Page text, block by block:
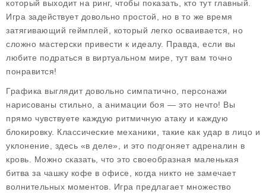
который выходит на ринг, чтобы показать, кто тут главный.
Игра задействует довольно простой, но в то же время
затягивающий геймплей, который легко осваивается, но
сложно мастерски привести к идеалу. Правда, если вы
любите подраться в виртуальном мире, тут вам точно
понравится!
Графика выглядит довольно симпатично, персонажи
нарисованы стильно, а анимации боя — это нечто! Вы
прямо чувствуете каждую ритмичную атаку и каждую
блокировку. Классические механики, такие как удар в лицо и
уклонение, здесь «в деле», и это подгоняет адреналин в
кровь. Можно сказать, что это своеобразная маленькая
битва за чашку кофе в офисе, когда никто не замечает
волнительных моментов. Игра предлагает множество